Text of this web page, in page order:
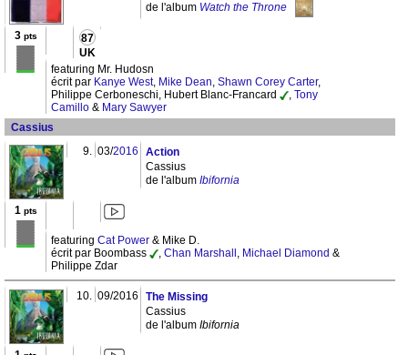
de l'album Watch the Throne
3pts 87
UK
featuring Mr. Hudosn
écrit par Kanye West, Mike Dean, Shawn Corey Carter,
Philippe Cerboneschi, Hubert Blanc-Francard
, Tony
Camillo & Mary Sawyer
Cassius
9. 03/2016
Action
Cassius
de l'album Ibifornia
1 pts
featuring Cat Power & Mike D.
écrit par Boombass
, Chan Marshall , Michael Diamond &
Philippe Zdar
10. 09/2016
The Missing
Cassius
de l'album Ibifornia